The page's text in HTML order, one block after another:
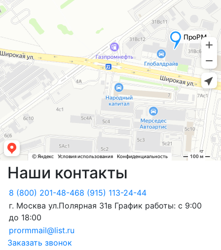
Наши контакты
8 (800) 201-48-468 (915) 113-24-44
г. Москва ул.Полярная 31в График работы: с 9:00
до 18:00
prormmail@list.ru
Заказать звонок